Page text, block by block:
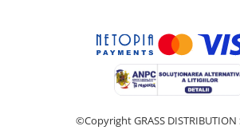
©Copyright GRASS DISTRIBUTION